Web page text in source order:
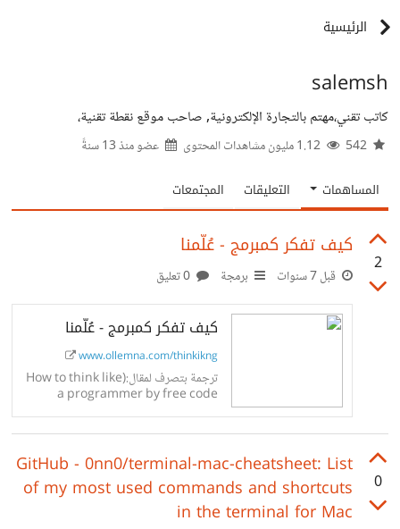
الرئيسية
salemsh
كاتب تقني،مهتم بالتجارة الإلكترونية, صاحب موقع نقطة تقنية،
عضو منذ13 سنةً
المساهمات التعليقات المجتمعات
2
كيف تفكر كمبرمج - عُلّمنا
قبل 7 سنوات برمجة
كيف تفكر كمبرمج - عُلّمنا
www.ollemna.com/thinkikng
ترجمة بتصرف لمقال:(How to think like
a programmer by free code
camp)
0
GitHub - 0nn0/terminal-mac-cheatsheet: List
of my most used commands and shortcuts
in the terminal for Mac